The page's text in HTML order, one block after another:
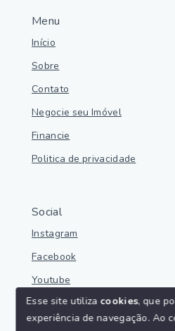
Menu
Início
Sobre
Contato
Negocie seu Imóvel
Financie
Politica de privacidade
Social
Instagram
Facebook
Youtube
Esse site utiliza cookies, que
experiência de navegação. Ao